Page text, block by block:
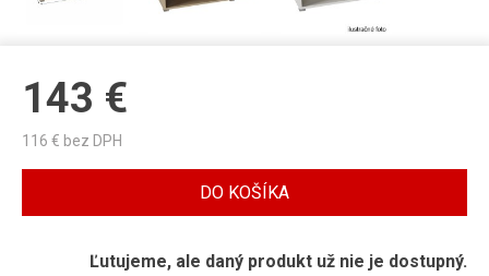
143 €
116 € bez DPH
DO KOŠÍKA
Ľutujeme, ale daný produkt už nie je dostupný.